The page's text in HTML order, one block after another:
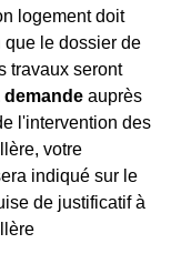
logement doit
que le dossier de
travaux seront
auprès
l'intervention des
votre
indiqué sur le
de justificatif à